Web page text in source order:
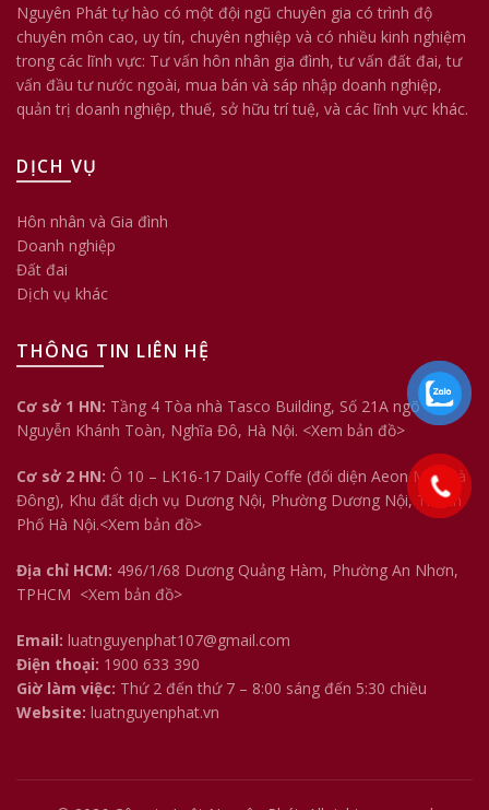
Nguyên Phát tự hào có một đội ngũ chuyên gia có trình độ
chuyên môn cao, uy tín, chuyên nghiệp và có nhiều kinh nghiệm
trong các lĩnh vực: Tư vấn hôn nhân gia đình, tư vấn đất đai, tư
vấn đầu tư nước ngoài, mua bán và sáp nhập doanh nghiệp,
quản trị doanh nghiệp, thuế, sở hữu trí tuệ, và các lĩnh vực khác.
DỊCH VỤ
Hôn nhân và Gia đình
Doanh nghiệp
Đất đai
Dịch vụ khác
THÔNG TIN LIÊN HỆ
Cơ sở 1 HN: Tầng 4 Tòa nhà Tasco Building, Số 21A ngõ 158
Nguyễn Khánh Toàn, Nghĩa Đô, Hà Nội. <Xem bản đồ>
Cơ sở 2 HN: Ô 10 – LK16-17 Daily Coffe (đối diện Aeon Mall Hà
Đông), Khu đất dịch vụ Dương Nội, Phường Dương Nội, Thành
Phố Hà Nội.<Xem bản đồ>
Địa chỉ HCM: 496/1/68 Dương Quảng Hàm, Phường An Nhơn,
TPHCM <Xem bản đồ>
Email: luatnguyenphat107@gmail.com
Điện thoại: 1900 633 390
Giờ làm việc: Thứ 2 đến thứ 7 – 8:00 sáng đến 5:30 chiều
Website: luatnguyenphat.vn